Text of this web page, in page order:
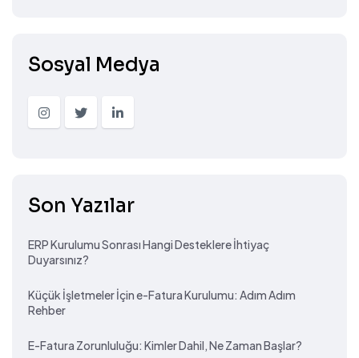
Sosyal Medya
Son Yazılar
ERP Kurulumu Sonrası Hangi Desteklere İhtiyaç
Duyarsınız?
Küçük İşletmeler İçin e-Fatura Kurulumu: Adım Adım
Rehber
E-Fatura Zorunluluğu: Kimler Dahil, Ne Zaman Başlar?